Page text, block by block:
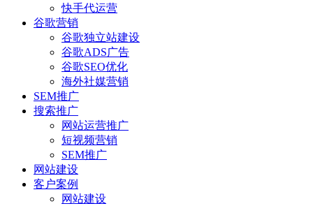
快手代运营
谷歌营销
谷歌独立站建设
谷歌ADS广告
谷歌SEO优化
海外社媒营销
SEM推广
搜索推广
网站运营推广
短视频营销
SEM推广
网站建设
客户案例
网站建设